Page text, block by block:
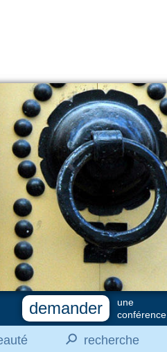
⚲ recherche
demander
une
conférence